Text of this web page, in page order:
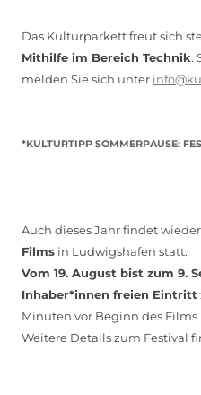
Das Kulturparkett freut sich
Mithilfe im Bereich Technik.
melden Sie sich unter
*KULTURTIPP SOMMERPAUSE:
Auch dieses Jahr findet
Films in Ludwigshafen statt.
Vom 19. August bist zum 9.
Inhaber*innen freien Eintritt
Minuten vor Beginn des
Weitere Details zum Festival